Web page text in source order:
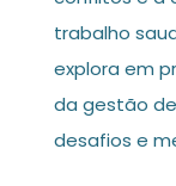
trabalho
explora em
da gestão
desafios e